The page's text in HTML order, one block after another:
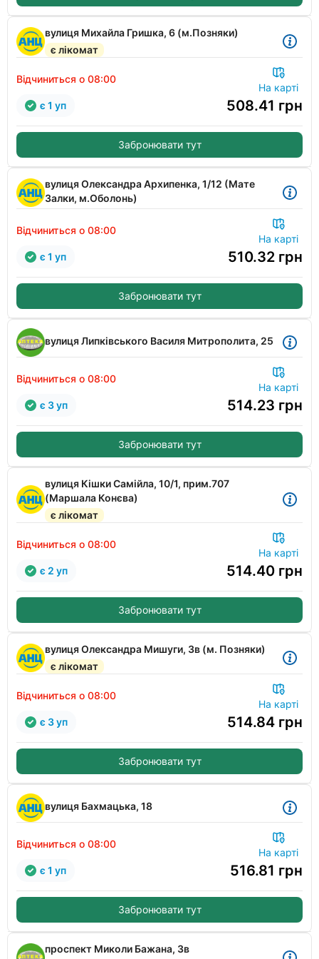
вулиця Михайла Гришка, 6 (м.Позняки)
є лікомат
Відчиниться о 08:00
На карті
508.41 грн
є 1 уп
Забронювати тут
вулиця Олександра Архипенка, 1/12 (Мате
Залки, м.Оболонь)
Відчиниться о 08:00
На карті
510.32 грн
є 1 уп
Забронювати тут
вулиця Липківського Василя Митрополита, 25
Відчиниться о 08:00
На карті
514.23 грн
є 3 уп
Забронювати тут
вулиця Кішки Самійла, 10/1, прим.707
(Маршала Конєва)
є лікомат
Відчиниться о 08:00
На карті
514.40 грн
є 2 уп
Забронювати тут
вулиця Олександра Мишуги, 3в (м. Позняки)
є лікомат
Відчиниться о 08:00
На карті
514.84 грн
є 3 уп
Забронювати тут
вулиця Бахмацька, 18
Відчиниться о 08:00
На карті
516.81 грн
є 1 уп
Забронювати тут
проспект Миколи Бажана, 3в